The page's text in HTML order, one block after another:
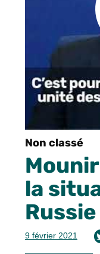
Non classé
la
Russie
9 février 2021